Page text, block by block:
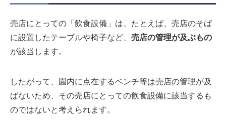
売店にとっての「飲食設備」は、たとえば、売店のそば
に設置したテーブルや椅子など、 売店の管理が及ぶもの
が該当します。
したがって、園内に点在するベンチ等は売店の管理が及
ばないため、その売店にとっての飲食設備に該当するも
のではないと考えられます。